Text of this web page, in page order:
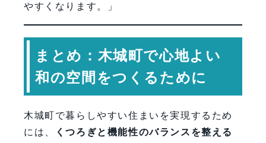
やすくなります。」
まとめ：木城町で心地よい
和の空間をつくるために
木城町で暮らしやすい住まいを実現するため
には、
くつろぎと機能性のバランスを整える